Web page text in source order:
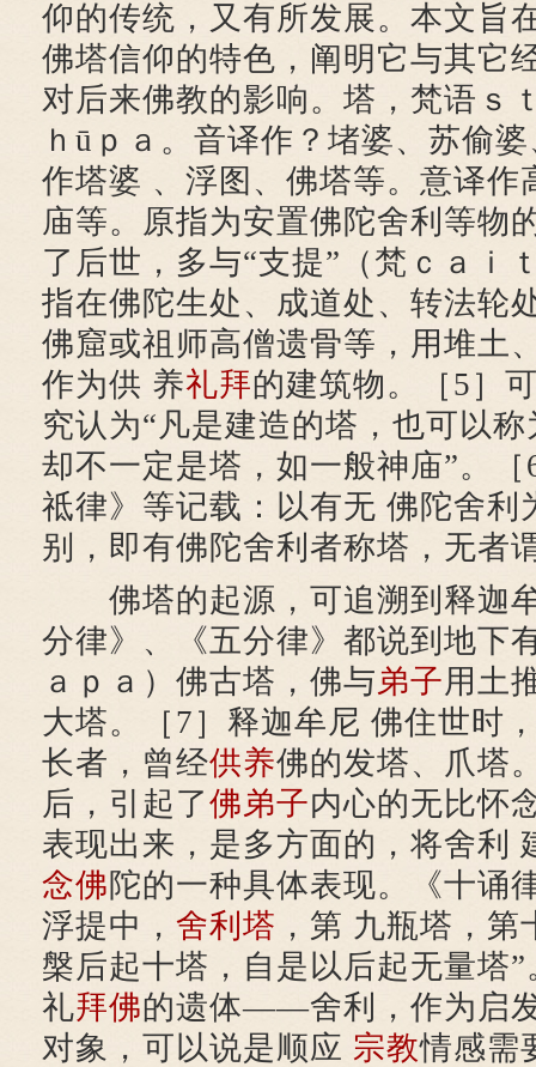
仰的传统，又有所发展。本文旨
佛塔信仰的特色，阐明它与其它
对后来佛教的影响。塔，梵语ｓ
ｈūｐａ。音译作？堵婆、苏偷
作塔婆 、浮图、佛塔等。意译作
庙等。原指为安置佛陀舍利等物
了后世，多与“支提”（梵ｃａｉ
指在佛陀生处、成道处、转法轮
佛窟或祖师高僧遗骨等，用堆土
作为供 养礼拜的建筑物。［5］
究认为“凡是建造的塔，也可以
却不一定是塔，如一般神庙”。
祗律》等记载：以有无 佛陀舍利
别，即有佛陀舍利者称塔，无者
佛塔的起源，可追溯到释迦
分律》、《五分律》都说到地下
ａｐａ）佛古塔，佛与弟子用土
大塔。［7］释迦牟尼 佛住世时
长者，曾经供养佛的发塔、爪塔
后，引起了佛弟子内心的无比怀
表现出来，是多方面的，将舍利
念佛陀的一种具体表现。《十诵
浮提中， 舍利塔 ，第 九瓶塔，
槃后起十塔，自是以后起无量塔
礼拜佛的遗体——舍利，作为启
对象，可以说是顺应 宗教情感需